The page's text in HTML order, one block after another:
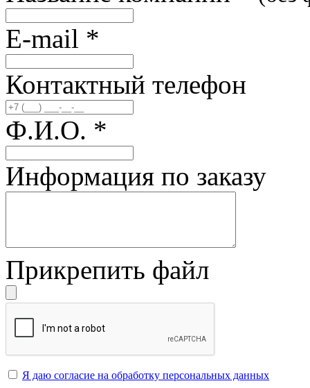
E-mail *
Контактный телефон
Ф.И.О. *
Информация по заказу
Прикрепить файл
Я даю согласие на обработку персональных данных